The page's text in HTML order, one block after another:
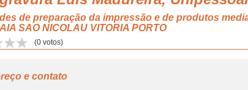
de preparação da impressão e de produtos
SAO NICOLAU VITORIA PORTO
(0 votos)
e contato